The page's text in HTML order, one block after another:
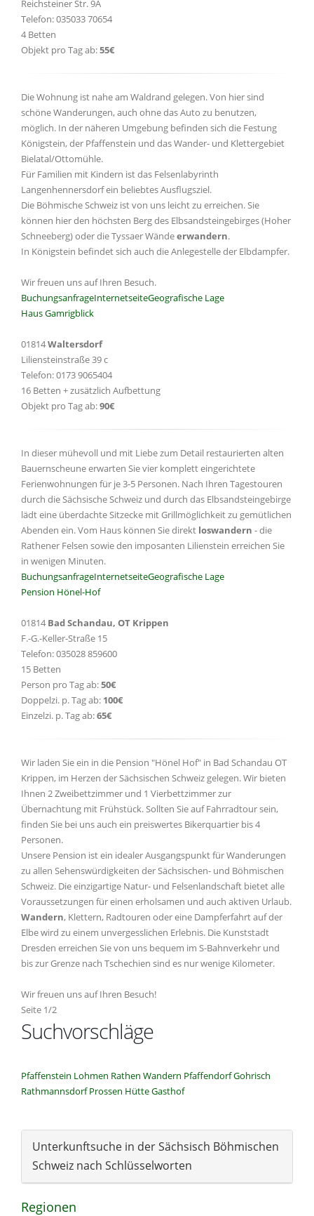
Reichsteiner Str. 9A
Telefon: 035033 70654
4 Betten
Objekt pro Tag ab:55€
Die Wohnung ist nahe am Waldrand gelegen. Von hier sind
schöne Wanderungen, auch ohne das Auto zu benutzen,
möglich. In der näheren Umgebung befinden sich die Festung
Königstein, der Pfaffenstein und das Wander- und Klettergebiet
Bielatal/Ottomühle.
Für Familien mit Kindern ist das Felsenlabyrinth
Langenhennersdorf ein beliebtes Ausflugsziel.
Die Böhmische Schweiz ist von uns leicht zu erreichen. Sie
können hier den höchsten Berg des Elbsandsteingebirges (Hoher
Schneeberg) oder die Tyssaer Wändeerwandern.
In Königstein befindet sich auch die Anlegestelle der Elbdampfer.
Wir freuen uns auf Ihren Besuch.
BuchungsanfrageInternetseiteGeografische Lage
Haus Gamrigblick
01814Waltersdorf
Liliensteinstraße 39 c
Telefon: 0173 9065404
16 Betten + zusätzlich Aufbettung
Objekt pro Tag ab:90€
In dieser mühevoll und mit Liebe zum Detail restaurierten alten
Bauernscheune erwarten Sie vier komplett eingerichtete
Ferienwohnungen für je 3-5 Personen. Nach Ihren Tagestouren
durch die Sächsische Schweiz und durch das Elbsandsteingebirge
lädt eine überdachte Sitzecke mit Grillmöglichkeit zu gemütlichen
Abenden ein. Vom Haus können Sie direkt loswandern - die
Rathener Felsen sowie den imposanten Lilienstein erreichen Sie
in wenigen Minuten.
BuchungsanfrageInternetseiteGeografische Lage
Pension Hönel-Hof
01814 Bad Schandau, OT Krippen
F.-G.-Keller-Straße 15
Telefon: 035028 859600
15 Betten
Person pro Tag ab:50€
Doppelzi. p. Tag ab: 100€
Einzelzi. p. Tag ab:65€
Wir laden Sie ein in die Pension "Hönel Hof" in Bad Schandau OT
Krippen, im Herzen der Sächsischen Schweiz gelegen. Wir bieten
Ihnen 2 Zweibettzimmer und 1 Vierbettzimmer zur
Übernachtung mit Frühstück. Sollten Sie auf Fahrradtour sein,
finden Sie bei uns auch ein preiswertes Bikerquartier bis 4
Personen.
Unsere Pension ist ein idealer Ausgangspunkt für Wanderungen
zu allen Sehenswürdigkeiten der Sächsischen- und Böhmischen
Schweiz. Die einzigartige Natur- und Felsenlandschaft bietet alle
Voraussetzungen für einen erholsamen und auch aktiven Urlaub.
Wandern, Klettern, Radtouren oder eine Dampferfahrt auf der
Elbe wird zu einem unvergesslichen Erlebnis. Die Kunststadt
Dresden erreichen Sie von uns bequem im S-Bahnverkehr und
bis zur Grenze nach Tschechien sind es nur wenige Kilometer.
Wir freuen uns auf Ihren Besuch!
Seite 1/2
Suchvorschläge
Pfaffenstein Lohmen Rathen Wandern PfaffendorfGohrisch
Rathmannsdorf Prossen HütteGasthof
Unterkunftsuche in der Sächsisch Böhmischen
Schweiz nach Schlüsselworten
Regionen